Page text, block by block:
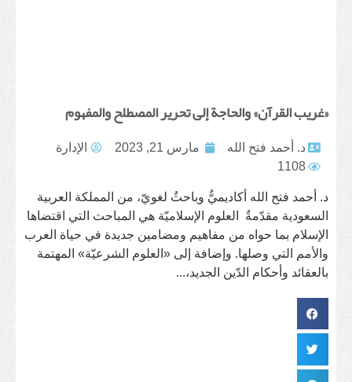
«غريب القرآن» والحاجة إلى تحرير المصطلح والمفهوم
د. أحمد فتح الله مارس 21, 2023
الإدارة
1108
د. أحمد فتح الله أكاديميٌّ وباحثٌ لغويّ، من المملكة العربية
السعودية مقدّمةٌ العلوم الإسلاميّة هي المباحث التي اقتضاها
الإسلام بما حواه من مفاهيم ومضامين جديدة في حياة العرب
والأمم التي وصلها. وإضافة إلى «العلوم الشرعيّة» المهتمة
بالعقائد وأحكام الدّين الجديد،...